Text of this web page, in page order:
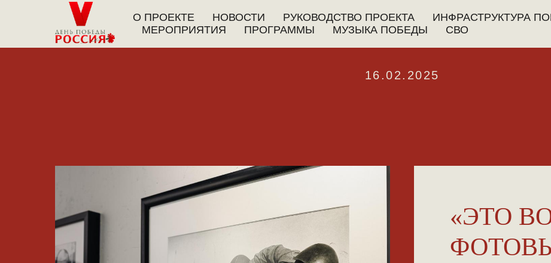
О ПРОЕКТЕ НОВОСТИ РУКОВОДСТВО ПРОЕКТА ИНФРАСТРУКТУРА
МЕРОПРИЯТИЯ
ПРОГРАММЫ МУЗЫКА ПОБЕДЫ СВО
16.02.2025
«ЭТО